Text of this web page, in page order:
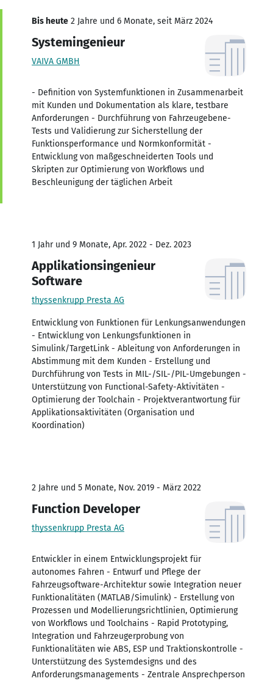
Bis heute 2 Jahre und 6 Monate, seit März 2024
Systemingenieur
VAIVA GMBH
- Definition von Systemfunktionen in Zusammenarbeit
mit Kunden und Dokumentation als klare, testbare
Anforderungen - Durchführung von Fahrzeugebene-
Tests und Validierung zur Sicherstellung der
Funktionsperformance und Normkonformität -
Entwicklung von maßgeschneiderten Tools und
Skripten zur Optimierung von Workflows und
Beschleunigung der täglichen Arbeit
1 Jahr und 9 Monate, Apr. 2022 - Dez. 2023
Applikationsingenieur
Software
thyssenkrupp Presta AG
Entwicklung von Funktionen für Lenkungsanwendungen
- Entwicklung von Lenkungsfunktionen in
Simulink/TargetLink - Ableitung von Anforderungen in
Abstimmung mit dem Kunden - Erstellung und
Durchführung von Tests in MIL-/SIL-/PIL-Umgebungen -
Unterstützung von Functional-Safety-Aktivitäten -
Optimierung der Toolchain - Projektverantwortung für
Applikationsaktivitäten (Organisation und
Koordination)
2 Jahre und 5 Monate, Nov. 2019 - März 2022
Function Developer
thyssenkrupp Presta AG
Entwickler in einem Entwicklungsprojekt für
autonomes Fahren - Entwurf und Pflege der
Fahrzeugsoftware-Architektur sowie Integration neuer
Funktionalitäten (MATLAB/Simulink) - Erstellung von
Prozessen und Modellierungsrichtlinien, Optimierung
von Workflows und Toolchains - Rapid Prototyping,
Integration und Fahrzeugerprobung von
Funktionalitäten wie ABS, ESP und Traktionskontrolle -
Unterstützung des Systemdesigns und des
Anforderungsmanagements - Zentrale Ansprechperson